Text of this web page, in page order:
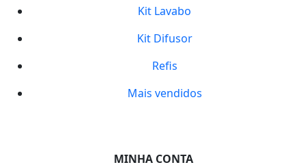
Kit Lavabo
Kit Difusor
Refis
Mais vendidos
MINHA CONTA